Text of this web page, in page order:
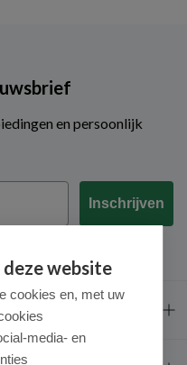
en persoonlijk
Inschrijven
website
cookies en, met uw
media- en